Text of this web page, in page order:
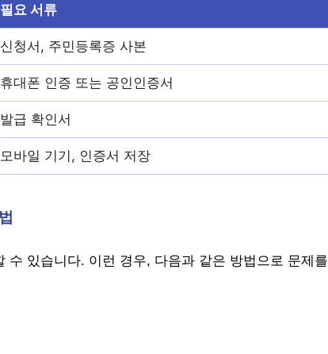
필요 서류
신청서, 주민등록증 사본
휴대폰 인증 또는 공인인증서
발급 확인서
모바일 기기, 인증서 저장
수 있습니다. 이런 경우, 다음과 같은 방법으로 문제를